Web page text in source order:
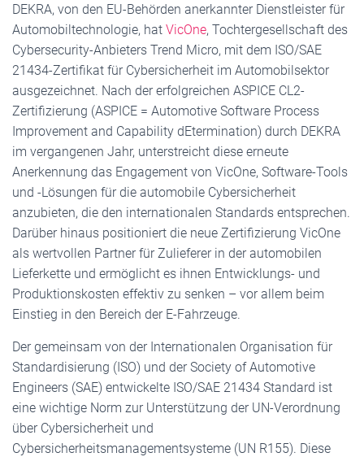
N
DEKRA, von den EU-Behörden anerkannter Dienstleister für
Automobiltechnologie, hat VicOne, Tochtergesellschaft des
Cybersecurity-Anbieters Trend Micro, mit dem ISO/SAE
21434-Zertifikat für Cybersicherheit im Automobilsektor
ausgezeichnet. Nach der erfolgreichen ASPICE CL2-
Zertifizierung (ASPICE = Automotive Software Process
Improvement and Capability dEtermination) durch DEKRA
im vergangenen Jahr, unterstreicht diese erneute
Anerkennung das Engagement von VicOne, Software-Tools
und -Lösungen für die automobile Cybersicherheit
anzubieten, die den internationalen Standards entsprechen.
Darüber hinaus positioniert die neue Zertifizierung VicOne
als wertvollen Partner für Zulieferer in der automobilen
Lieferkette und ermöglicht es ihnen Entwicklungs- und
Produktionskosten effektiv zu senken – vor allem beim
Einstieg in den Bereich der E-Fahrzeuge.
Der gemeinsam von der Internationalen Organisation für
Standardisierung (ISO) und der Society of Automotive
Engineers (SAE) entwickelte ISO/SAE 21434 Standard ist
eine wichtige Norm zur Unterstützung der UN-Verordnung
über Cybersicherheit und
Cybersicherheitsmanagementsysteme (UN R155). Diese